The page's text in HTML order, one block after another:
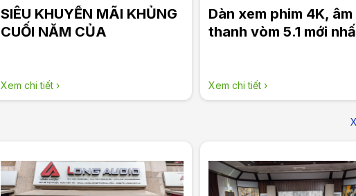
SIÊU KHUYẾN MÃI KHỦNG
CUỐI NĂM CỦA
Xem chi tiết ›
Dàn xem phim 4K, âm
thanh vòm 5.1 mới
Xem chi tiết ›